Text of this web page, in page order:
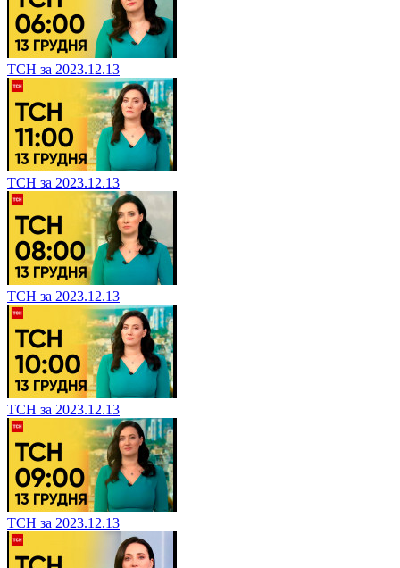
ТСН за 2023.12.13
ТСН за 2023.12.13
ТСН за 2023.12.13
ТСН за 2023.12.13
ТСН за 2023.12.13